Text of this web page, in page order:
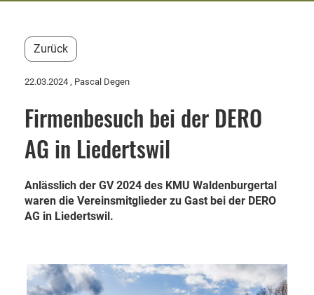
Zurück
22.03.2024 , Pascal Degen
Firmenbesuch bei der DERO
AG in Liedertswil
Anlässlich der GV 2024 des KMU Waldenburgertal
waren die Vereinsmitglieder zu Gast bei der DERO
AG in Liedertswil.